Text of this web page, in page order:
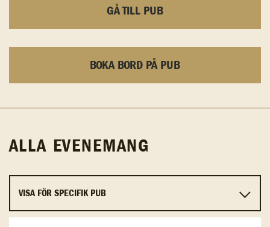
GÅ TILL PUB
BOKA BORD PÅ PUB
ALLA EVENEMANG